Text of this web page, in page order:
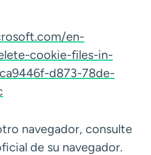
en-
cookie-files-in-
d873-78de-
navegador, consulte
de su navegador.